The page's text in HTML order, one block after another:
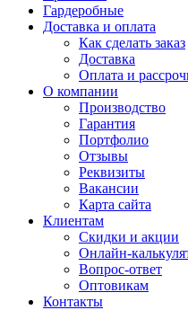
Гардеробные
Доставка и оплата
Как сделать заказ
Доставка
Оплата и
О компании
Производство
Гарантия
Портфолио
Отзывы
Реквизиты
Вакансии
Карта сайта
Клиентам
Скидки и акции
Онлайн-
Вопрос-ответ
Оптовикам
Контакты